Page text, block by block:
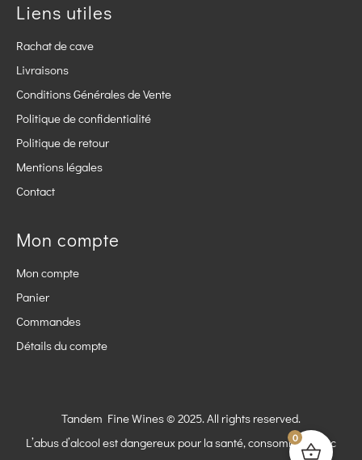
Liens utiles
Rachat de cave
Livraisons
Conditions Générales de Vente
Politique de confidentialité
Politique de retour
Mentions légales
Contact
Mon compte
Mon compte
Panier
Commandes
Détails du compte
Tandem Fine Wines © 2025. All rights reserved.
L’abus d’alcool est dangereux pour la santé, consommez avec
0